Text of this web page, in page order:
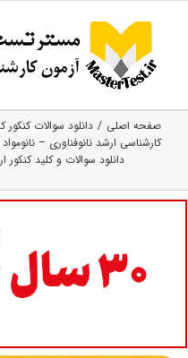
content
صفحه اصلی
دانلود سوالات کنکور
کارشناسی ارشد نانوفناوری – نانومواد